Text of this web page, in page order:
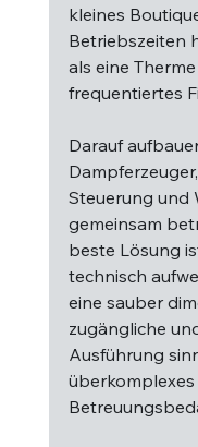
kleines
Betriebszeiten
als eine
frequentiertes
Darauf
Steuerung und
gemeinsam
beste Lösung
technisch
eine sauber
zugängliche
Ausführung